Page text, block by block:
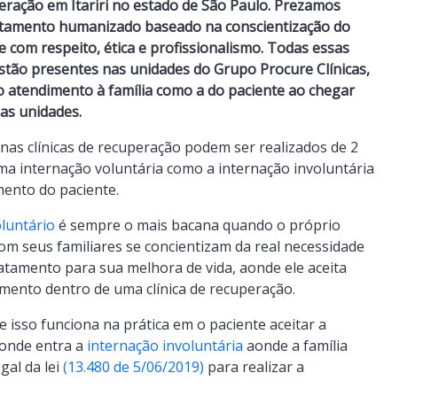
em Itariri no estado de São Paulo. Prezamos
humanizado baseado na conscientização do
com respeito, ética e profissionalismo. Todas essas
presentes nas unidades do Grupo Procure Clínicas,
atendimento à família como a do paciente ao chegar
unidades.
clínicas de recuperação podem ser realizados de 2
internação voluntária como a internação involuntária
do paciente.
é sempre o mais bacana quando o próprio
seus familiares se concientizam da real necessidade
para sua melhora de vida, aonde ele aceita
dentro de uma clínica de recuperação.
isso funciona na prática em o paciente aceitar a
entra a internação involuntária aonde a família
da lei (13.480 de 5/06/2019) para realizar a